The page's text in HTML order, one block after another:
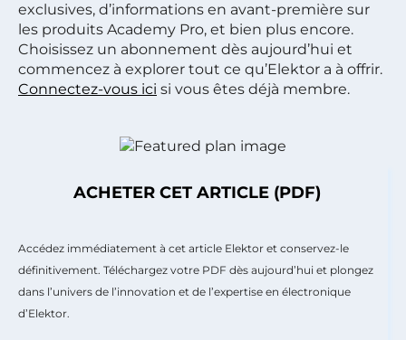
exclusives, d’informations en avant-première sur
les produits Academy Pro, et bien plus encore.
Choisissez un abonnement dès aujourd’hui et
commencez à explorer tout ce qu’Elektor a à offrir.
Connectez-vous ici si vous êtes déjà membre.
ACHETER CET ARTICLE (PDF)
Accédez immédiatement à cet article Elektor et conservez-le
définitivement. Téléchargez votre PDF dès aujourd’hui et plongez
dans l’univers de l’innovation et de l’expertise en électronique
d’Elektor.